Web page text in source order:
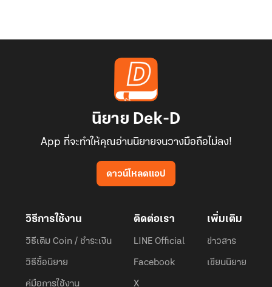
นิยาย Dek-D
App ที่จะทำให้คุณอ่านนิยายจนวางมือถือไม่ลง!
ดาวน์โหลดแอป
วิธีการใช้งาน
วิธีเติม Coin / ชำระเงิน
วิธีซื้อนิยาย
คู่มือการใช้งาน
ติดต่อเรา
LINE Official
Facebook
X
เพิ่มเติม
ข่าวสาร
เขียนนิยาย